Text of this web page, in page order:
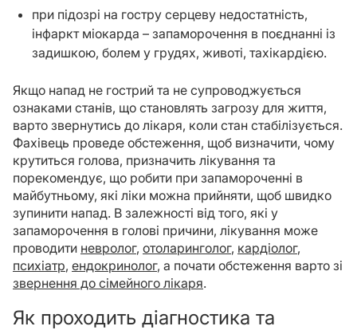
при підозрі на гостру серцеву недостатність,
інфаркт міокарда – запаморочення в поєднанні із
задишкою, болем у грудях, животі, тахікардією.
Якщо напад не гострий та не супроводжується
ознаками станів, що становлять загрозу для життя,
варто звернутись до лікаря, коли стан стабілізується.
Фахівець проведе обстеження, щоб визначити, чому
крутиться голова, призначить лікування та
порекомендує, що робити при запамороченні в
майбутньому, які ліки можна прийняти, щоб швидко
зупинити напад. В залежності від того, які у
запаморочення в голові причини, лікування може
проводити невролог, отоларинголог, кардіолог,
психіатр, ендокринолог, а почати обстеження варто зі
звернення до сімейного лікаря.
Як проходить діагностика та